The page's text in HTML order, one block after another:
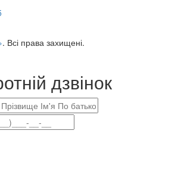
. Всі права захищені.
дзвінок